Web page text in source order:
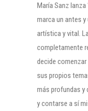
María Sanz lanza
marca un antes
artística y vital.
completamente
decide
sus propios
más profundas y
y contarse a sí